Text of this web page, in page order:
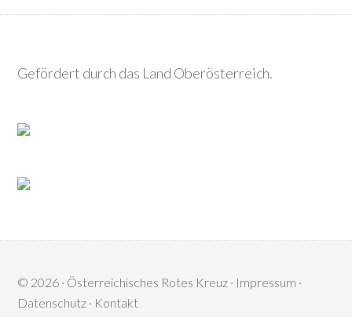
Gefördert durch das Land Oberösterreich.
© 2026 · Österreichisches Rotes Kreuz · Impressum ·
Datenschutz · Kontakt